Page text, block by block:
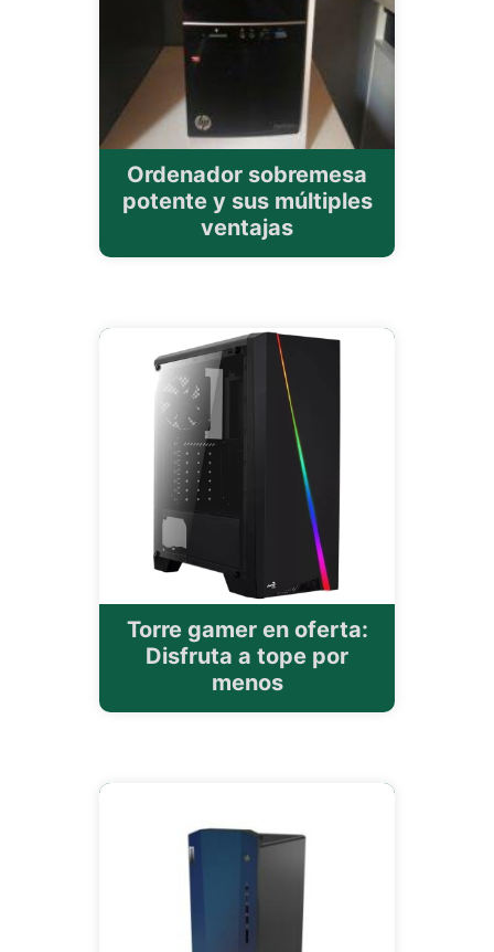
Ordenador sobremesa
potente y sus múltiples
ventajas
Torre gamer en oferta:
Disfruta a tope por
menos